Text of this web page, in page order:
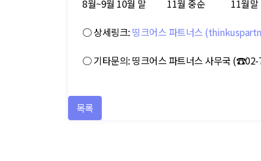
8월~9월 10월 말 11월 중순
11월말
○ 상세링크: 띵크어스 파트너스
○ 기타문의: 띵크어스 파트너스 사무국
목록